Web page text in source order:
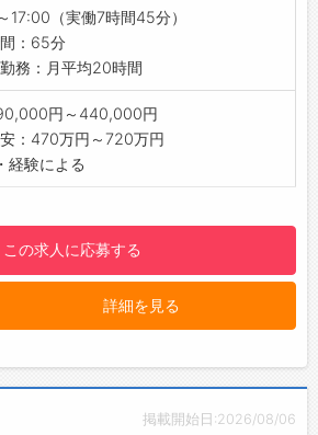
の企画の解釈、および製品への運用
備】
カー
17:00（実働7時間45分）
：65分
務：月平均20時間
円～440,000円
：470万円～720万円
経験による
この求人に応募する
詳細を見る
掲載開始日:2026/08/06